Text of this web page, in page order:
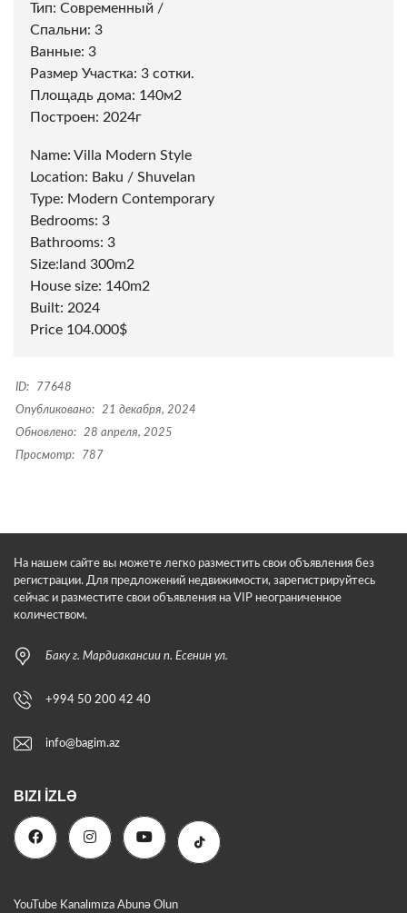
Тип: Современный /
Спальни: 3
Ванные: 3
Размер Участка: 3 сотки.
Площадь дома: 140м2
Построен: 2024г
Name: Villa Modern Style
Location: Baku / Shuvelan
Type: Modern Contemporary
Bedrooms: 3
Bathrooms: 3
Size:land 300m2
House size: 140m2
Built: 2024
Price 104.000$
ID:
77648
Опубликовано:
21 декабря, 2024
Обновлено:
28 апреля, 2025
Просмотр:
787
На нашем сайте вы можете легко разместить свои объявления без
регистрации. Для предложений недвижимости, зарегистрируйтесь
сейчас и разместите свои объявления на VIP неограниченное
количеством.
Баку г. Мардиакансии п. Есенин ул.
+994 50 200 42 40
info@bagim.az
BIZI İZLƏ
YouTube Kanalımıza Abunə Olun